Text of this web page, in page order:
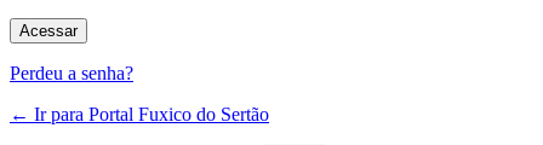
Perdeu a senha?
← Ir para Portal Fuxico do Sertão